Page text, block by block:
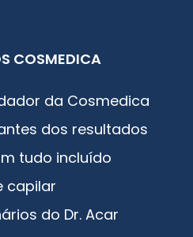
COSMEDICA
da Cosmedica
dos resultados
tudo incluído
capilar
do Dr. Acar